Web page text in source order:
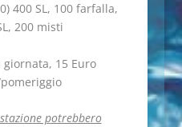
400 SL, 100 farfalla,
200 misti
giornata, 15 Euro
potrebbero